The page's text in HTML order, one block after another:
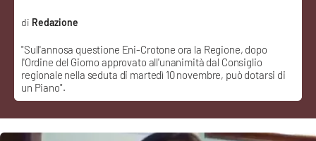
Editoriali
VIDEO
Ambiente
"Sull'annosa questione Eni-Crotone ora la Regione, dopo
l'Ordine del Giorno approvato all'unanimità dal Consiglio
regionale nella seduta di martedì 10 novembre, può dotarsi di
un Piano".
Redazione